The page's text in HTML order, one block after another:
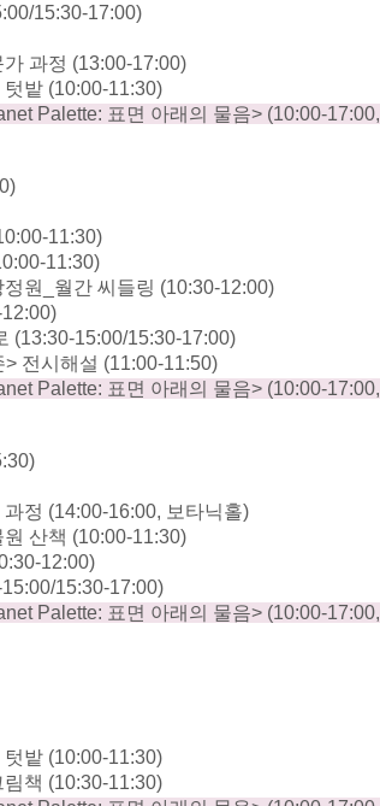
15:30-17:00)
과정 (13:00-17:00)
텃밭 (10:00-11:30)
Palette: 표면 아래의 물음> (10:00-17:00,
11:30)
11:30)
원 월간 씨들링 (10:30-12:00)
(13:30-15:00/15:30-17:00)
> 전시해설 (11:00-11:50)
Palette: 표면 아래의 물음> (10:00-17:00,
정 (14:00-16:00, 보타닉홀)
산책 (10:00-11:30)
12:00)
15:30-17:00)
Palette: 표면 아래의 물음> (10:00-17:00,
텃밭 (10:00-11:30)
책 (10:30-11:30)